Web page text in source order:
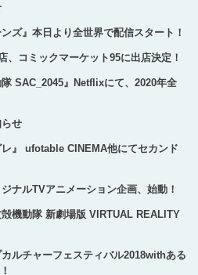
ズ』本日より全世界で配信スタート！
コミックマーケット95に出店決定！
SAC_2045』Netflixにて、2020年全
せ
』 ufotable CINEMA他にてセカンド
ナルTVアニメーション企画、始動！
機動隊 新劇場版 VIRTUAL REALITY
カルチャーフェスティバル2018withある